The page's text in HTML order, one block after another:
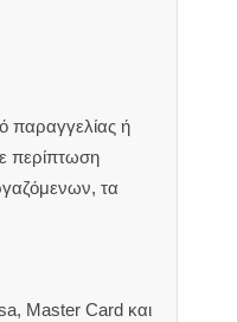
παραγγελίας ή
περίπτωση
τα
Master Card και